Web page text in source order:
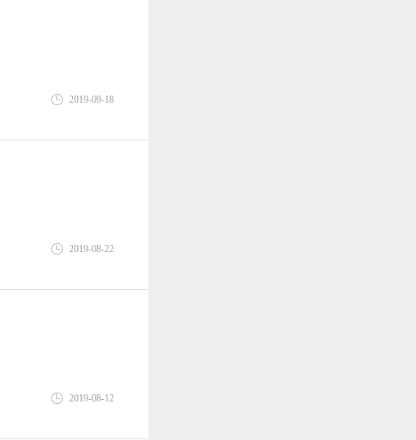
2019-09-18
2019-08-22
2019-08-12